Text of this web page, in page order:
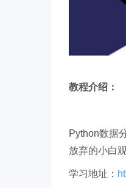
教程介绍：
Python数据
放弃的小白观
学习地址：